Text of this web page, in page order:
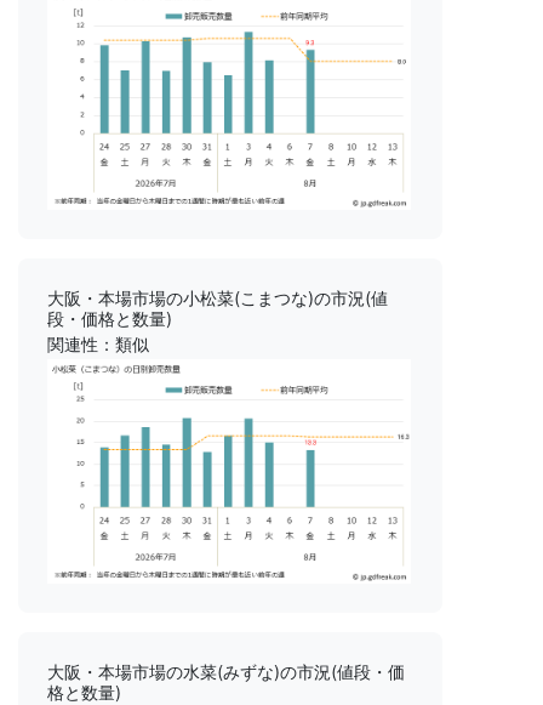
大阪・本場市場の小松菜(こまつな)の市況(値
段・価格と数量)
関連性：類似
大阪・本場市場の水菜(みずな)の市況(値段・価
格と数量)